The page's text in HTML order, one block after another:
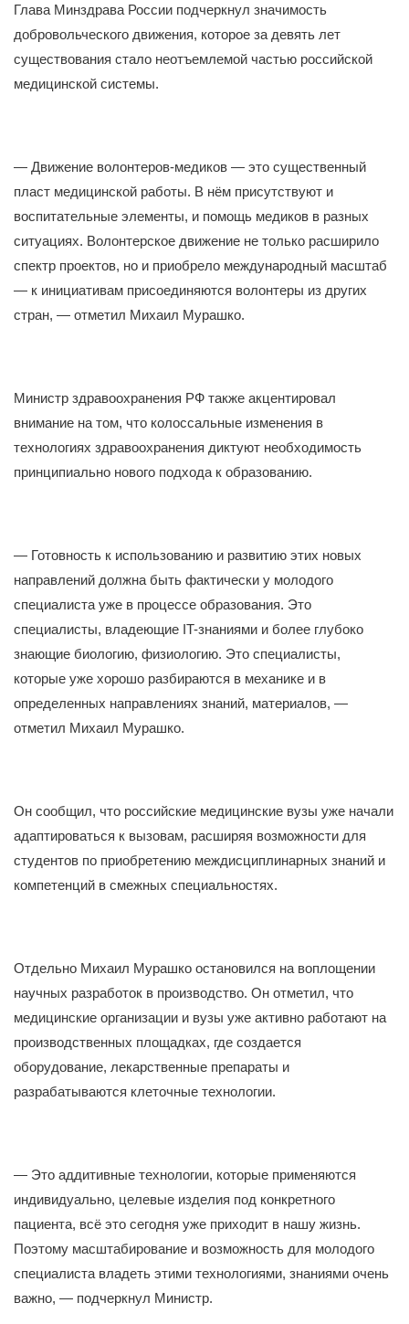
Глава Минздрава России подчеркнул значимость
добровольческого движения, которое за девять лет
существования стало неотъемлемой частью российской
медицинской системы.
— Движение волонтеров-медиков — это существенный
пласт медицинской работы. В нём присутствуют и
воспитательные элементы, и помощь медиков в разных
ситуациях. Волонтерское движение не только расширило
спектр проектов, но и приобрело международный масштаб
— к инициативам присоединяются волонтеры из других
стран, — отметил Михаил Мурашко.
Министр здравоохранения РФ также акцентировал
внимание на том, что колоссальные изменения в
технологиях здравоохранения диктуют необходимость
принципиально нового подхода к образованию.
— Готовность к использованию и развитию этих новых
направлений должна быть фактически у молодого
специалиста уже в процессе образования. Это
специалисты, владеющие IT-знаниями и более глубоко
знающие биологию, физиологию. Это специалисты,
которые уже хорошо разбираются в механике и в
определенных направлениях знаний, материалов, —
отметил Михаил Мурашко.
Он сообщил, что российские медицинские вузы уже начали
адаптироваться к вызовам, расширяя возможности для
студентов по приобретению междисциплинарных знаний и
компетенций в смежных специальностях.
Отдельно Михаил Мурашко остановился на воплощении
научных разработок в производство. Он отметил, что
медицинские организации и вузы уже активно работают на
производственных площадках, где создается
оборудование, лекарственные препараты и
разрабатываются клеточные технологии.
— Это аддитивные технологии, которые применяются
индивидуально, целевые изделия под конкретного
пациента, всё это сегодня уже приходит в нашу жизнь.
Поэтому масштабирование и возможность для молодого
специалиста владеть этими технологиями, знаниями очень
важно, — подчеркнул Министр.